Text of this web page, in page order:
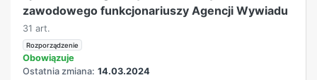
zawodowego funkcjonariuszy Agencji Wywiadu
31 art.
Rozporządzenie
Obowiązuje
Ostatnia zmiana: 14.03.2024